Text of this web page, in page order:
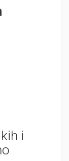
i